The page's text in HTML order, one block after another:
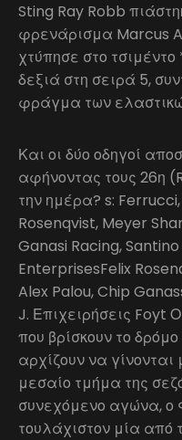
Sting Ray Robb
φρενάρισμα Marcus
χτύπησε στο
δεξιά στη σειρά 5,
φράγμα των
Και οι δύο οδηγοί
αφήνοντας τους 26η
την ημέρα? s:
Rosenqvist, Meyer
Ganasi Racing,
EnterprisesFelix
Alex Palou, Chip
J. Επιχειρήσεις Foyt
που βρίσκουν το
αρχίζουν να
μεσαίο τμήμα της
συνεχόμενο αγώνα, ο
τουλάχιστον μία από